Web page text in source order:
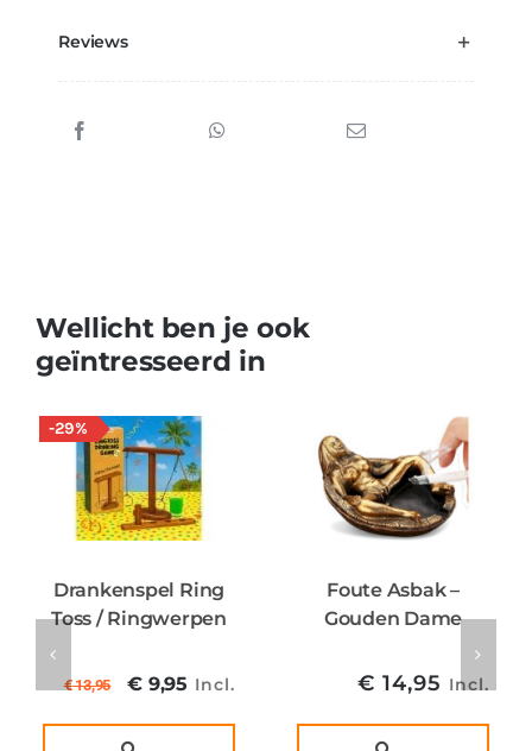
Reviews
Wellicht ben je ook
geïntresseerd in
-29%
Drankenspel Ring
Toss / Ringwerpen
€13,95
Oorspronkelijke
€ 9,95Huidige
Incl.
Foute Asbak –
Gouden Dame
€ 14,95 Incl.